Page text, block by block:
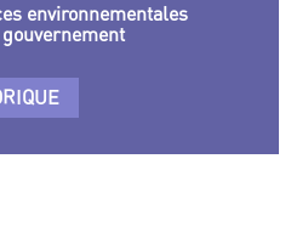
environnementales